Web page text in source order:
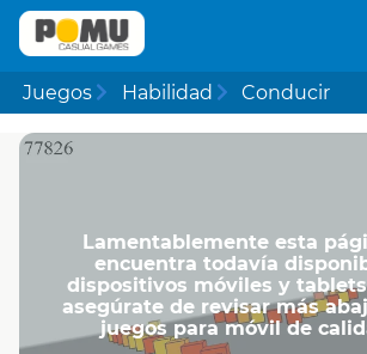
Juegos Habilidad Conducir
Lamentablemente esta
encuentra todavía
dispositivos móviles y
asegúrate de revisar más
juegos para móvil de